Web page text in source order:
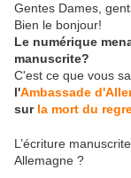
Gentes Dames,
Bien le bonjour!
Le numérique
manuscrite?
C'est ce que vous
l'Ambassade
sur la mort du
L’écriture
Allemagne ?